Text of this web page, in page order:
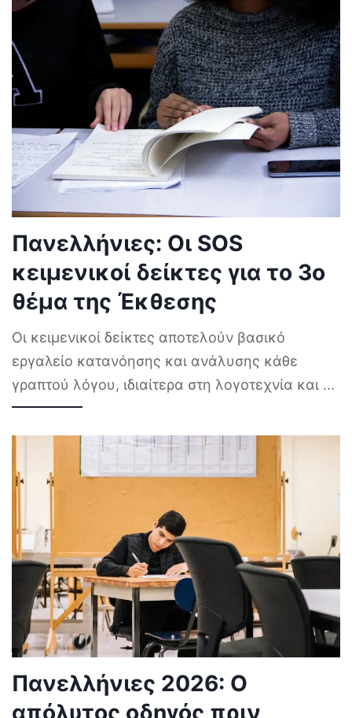
Πανελλήνιες: Οι SOS
κειμενικοί δείκτες για το 3ο
θέμα της Έκθεσης
Οι κειμενικοί δείκτες αποτελούν βασικό
εργαλείο κατανόησης και ανάλυσης κάθε
γραπτού λόγου, ιδιαίτερα στη λογοτεχνία και ...
Πανελλήνιες 2026: Ο
απόλυτος οδηγός πριν